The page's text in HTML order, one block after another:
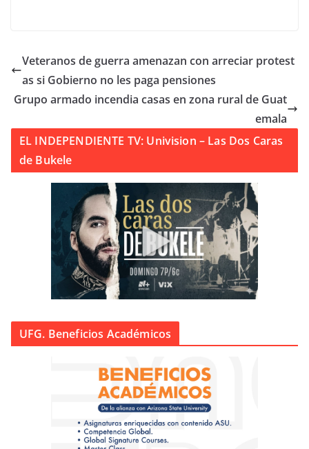
Veteranos de guerra amenazan con arreciar protest
as si Gobierno no les paga pensiones
Grupo armado incendia casas en zona rural de Guat
emala
EL INDEPENDIENTE TV: Univision – Las Dos Caras
de Bukele
UFG. Beneficios Académicos